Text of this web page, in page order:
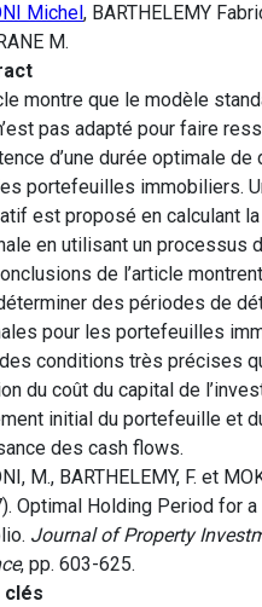
Michel , BARTHELEMY
M.
montre que le modèle
pas adapté pour faire
d’une durée optimale de
portefeuilles immobiliers.
est proposé en calculant
en utilisant un processus
de l’article
des périodes de
pour les portefeuilles
conditions très précises
du coût du capital de
initial du portefeuille et
des cash flows.
M., BARTHELEMY, F. et
Optimal Holding Period for a
Journal of Property
, pp. 603-625.
clés